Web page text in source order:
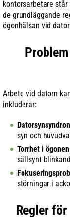
kontorsarbetare
de grundläggande
ögonhälsan vid
Arbete vid datorn
inkluderar:
syn och
Torrhet i
sällsynt
störningar i
Regler